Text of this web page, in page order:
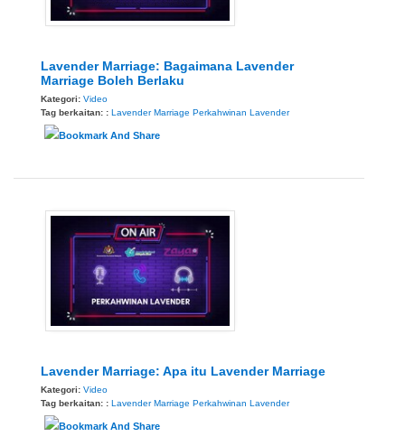
Lavender Marriage: Bagaimana Lavender
Marriage Boleh Berlaku
Kategori: Video
Tag berkaitan: : Lavender Marriage Perkahwinan Lavender
Lavender Marriage: Apa itu Lavender Marriage
Kategori: Video
Tag berkaitan: : Lavender Marriage Perkahwinan Lavender